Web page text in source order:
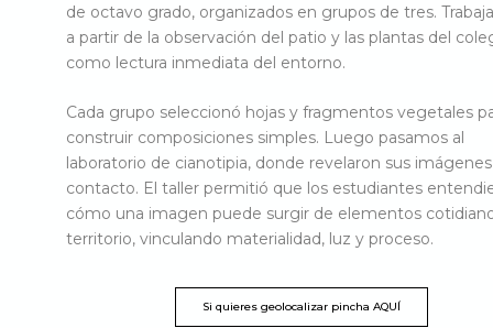
de octavo grado, organizados en grupos de tres.
a partir de la observación del patio y las plantas del
como lectura inmediata del entorno.
Cada grupo seleccionó hojas y fragmentos vegetales
construir composiciones simples. Luego pasamos al
laboratorio de cianotipia, donde revelaron sus
contacto. El taller permitió que los estudiantes
cómo una imagen puede surgir de elementos
territorio, vinculando materialidad, luz y proceso.
Si quieres geolocalizar pincha AQUÍ